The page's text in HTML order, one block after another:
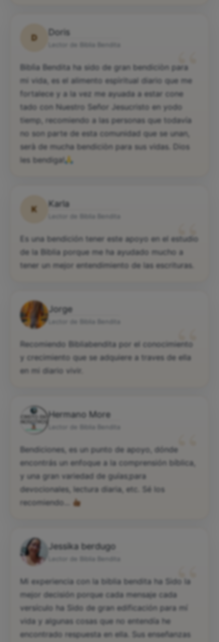
D
Doris
“
Biblìa Bendita ha sido de gran bendiciòn para
mi vida, es el alimento espìritual diario que me
fortalece y a la vez me ayuada a estar cone
tado con Nuestro Señor Jesucristo en yodo
tiemp, recomiendo a las personas que todavía
no son parte de esta comunidad que se unan,
serà de mucha bendiciòn para sus vidas. Dios
les bendiga!
K
Karla
“
Es una bendición tener este apoyo en el estudio
de la Biblia porque me ha ayudado mucho a
tener un mejor entendimiento de las escrituras.
Jorge
“
Recomiendo Bibliabendita por el conocimiento
y crecimiento que se adquiere a traves de ella
en mi diario vivir.
Hermano More
“
Bendiciones, es un punto de apoyo, dónde
encontrás un enfoque a la comprensión bíblica,
y una gran variedad de guías;para
devocionales, lectura diaria, etc. Sé los
recomiendo...
Jessika berdugo
“
Mi experiencia con la biblia bendita ha Sido la
mejor decisión porque cada mensaje cada
versículo ha Sido de gran edificación para mí
vida y algunas cosas que no entendía he
encontrado respuesta en ella. Sus enseñanzas